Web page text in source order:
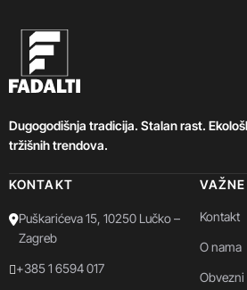
Dugogodišnja tradicija. Stalan rast.
tržišnih trendova.
KONTAKT
Puškarićeva 15, 10250 Lučko –
Zagreb
+385 1 6594 017
Kontakt
O nama